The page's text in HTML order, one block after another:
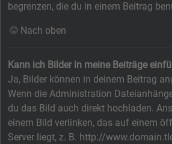
begrenzen, die du in einem Beitrag
Nach oben
Kann ich Bilder in meine Beiträge
Ja, Bilder können in deinem Beitrag
Wenn die Administration
du das Bild auch direkt hochladen.
einem Bild verlinken, das auf einem
Server liegt, z. B. http://